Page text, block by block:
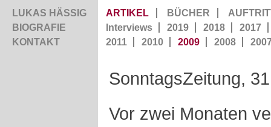
LUKAS HÄSSIG
BIOGRAFIE
KONTAKT
ARTIKEL BÜCHER
Interviews
2019 2018
2017
2011
2010 2009 2008
SonntagsZeitung,
Vor zwei Monaten